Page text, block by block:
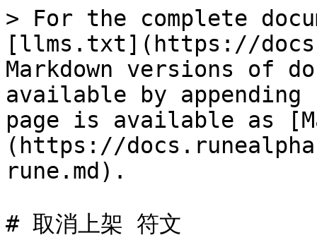
> For the complete
[llms.txt](https://
Markdown versions of
available by
page is available as
(https://
rune.md).
# 取消上架 符文